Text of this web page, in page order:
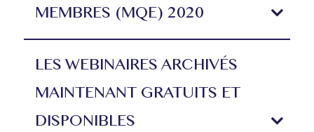
MEMBRES (MQE) 2020
LES WEBINAIRES ARCHIVÉS
MAINTENANT GRATUITS ET
DISPONIBLES